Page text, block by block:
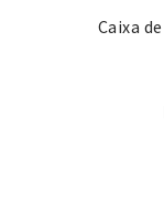
Caixa